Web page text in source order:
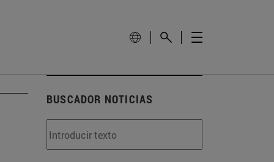
BUSCADOR NOTICIAS